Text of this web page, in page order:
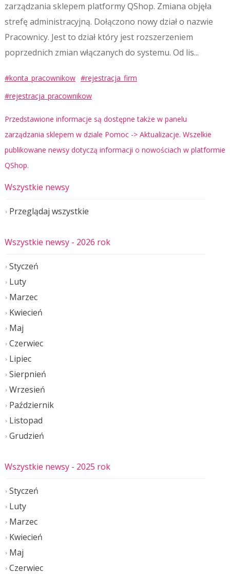
Wszystkie newsy
Przeglądaj wszystkie
Wszystkie newsy - 2026 rok
Styczeń
Luty
Marzec
Kwiecień
Maj
Czerwiec
Lipiec
Sierpnień
Wrzesień
Październik
Listopad
Grudzień
Wszystkie newsy - 2025 rok
Styczeń
Luty
Marzec
Kwiecień
Maj
Czerwiec
zarządzania sklepem platformy QShop. Zmiana objęła
strefę administracyjną. Dołączono nowy dział o nazwie
Pracownicy. Jest to dział który jest rozszerzeniem
poprzednich zmian włączanych do systemu. Od lis...
#konta_pracownikow #rejestracja_firm
#rejestracja_pracownikow
Przedstawione informacje są dostępne także w panelu
zarządzania sklepem w dziale Pomoc -> Aktualizacje. Wszelkie
publikowane newsy dotyczą informacji o nowościach w platformie
QShop.